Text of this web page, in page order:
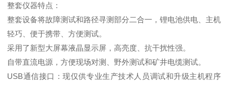
整套仪器特点：
整套设备将故障测试和路径寻测部分二合一，锂电池供电、主机
轻巧、便于携带、方便测试。
采用了新型大屏幕液晶显示屏，高亮度、抗干扰性强。
自带直流电源，方便现场对测、野外测试和矿井电缆测试。
USB通信接口：现仅供专业生产技术人员调试和升级主机程序